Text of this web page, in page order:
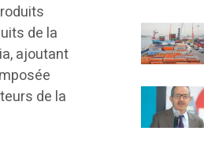
de la
ajoutant
de la